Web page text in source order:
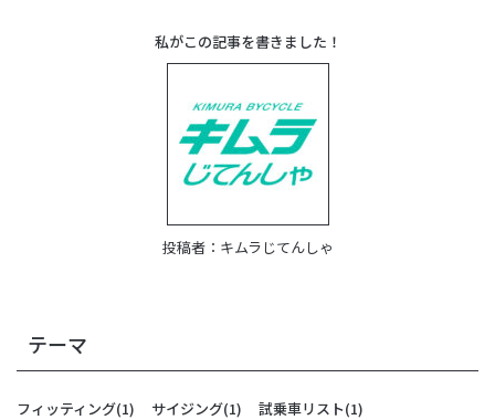
私がこの記事を書きました！
投稿者： キムラじてんしゃ
テーマ
フィッティング(1) サイジング(1) 試乗車リスト(1)